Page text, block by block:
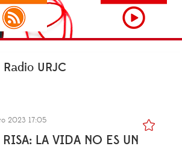
URJC
2023 17:05
RISA: LA VIDA NO ES UN